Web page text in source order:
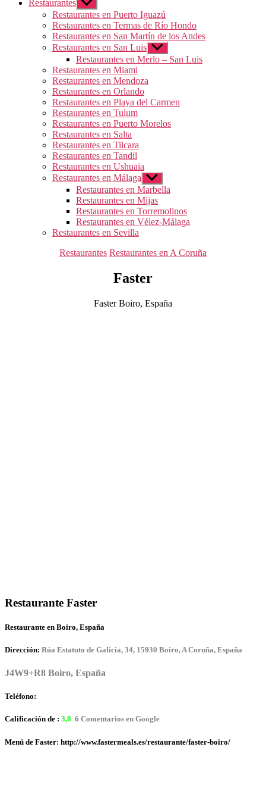
Restaurantes Mostrar
el
submenú
Restaurantes en Puerto Iguazú
Restaurantes en Termas de Río Hondo
Restaurantes en San Martín de los Andes
Restaurantes en San Luis Mostrar
el
submenú
Restaurantes en Merlo – San Luis
Restaurantes en Miami
Restaurantes en Mendoza
Restaurantes en Orlando
Restaurantes en Playa del Carmen
Restaurantes en Tulum
Restaurantes en Puerto Morelos
Restaurantes en Salta
Restaurantes en Tilcara
Restaurantes en Tandil
Restaurantes en Ushuaia
Restaurantes en Málaga Mostrar
el
submenú
Restaurantes en Marbella
Restaurantes en Mijas
Restaurantes en Torremolinos
Restaurantes en Vélez-Málaga
Restaurantes en Sevilla
Categorías
Restaurantes Restaurantes en A Coruña
Faster
Faster Boiro, España
Restaurante Faster
Restaurante en Boiro, España
Dirección: Rúa Estatuto de Galicia, 34, 15930 Boiro, A Coruña, España
J4W9+R8 Boiro, España
Teléfono:
Calificación de : 3,8 6 Comentarios en Google
Menú de Faster: http://www.fastermeals.es/restaurante/faster-boiro/